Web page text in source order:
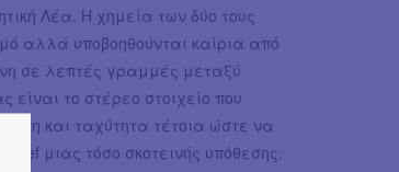
Λέα. Η χημεία των δύο τους
αλλά υποβοηθούνται καίρια από
σε λεπτές γραμμές μεταξύ
το στέρεο στοιχείο που
και ταχύτητα τέτοια ώστε να
μιας τόσο σκοτεινής υπόθεσης.